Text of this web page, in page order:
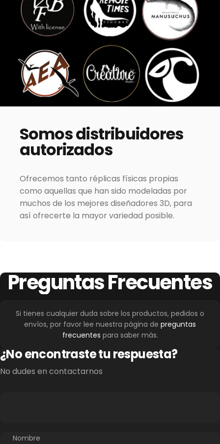
Somosdistribuidores
autorizados
Ofrecemos tanto réplicas físicas propias
como aquellas que han sido modeladas por
muchos de los mejores diseñadores 3D, para
así ofrecerte la mayor variedad posible.
PreguntasFrecuentes
Si tienes cualquier duda sobre los productos, pedidos o
envíos, por favor lee nuestra página de preguntas
frecuentes para saber más.
¿No encontraste tu respuesta?
No dudes en contactarnos
Nombre